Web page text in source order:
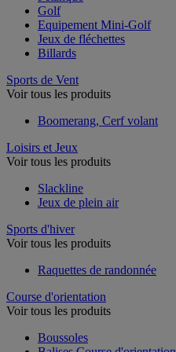
Golf
Equipement Mini-Golf
Jeux de fléchettes
Billards
Sports de Vent
Voir tous les produits
Boomerang, Cerf volant
Loisirs et Jeux
Voir tous les produits
Slackline
Jeux de plein air
Sports d'hiver
Voir tous les produits
Raquettes de randonnée
Course d'orientation
Voir tous les produits
Boussoles